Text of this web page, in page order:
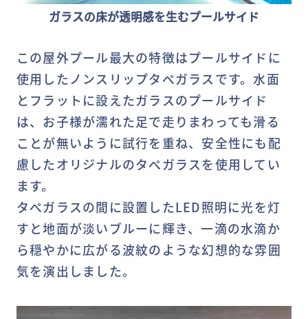
ガラスの床が透明感を生むプールサイド
この屋外プール最大の特徴はプールサイドに
使用したノンスリップタぺガラスです。水面
とフラットに設えたガラスのプールサイド
は、お子様が濡れた足で走りまわっても滑る
ことが無いように試行を重ね、安全性にも配
慮したオリジナルのタぺガラスを使用してい
ます。
タぺガラスの間に設置したLED照明に光を灯
すと地面が淡いブルーに輝き、一滴の水滴か
ら穏やかに広がる波紋のような幻想的な雰囲
気を演出しました。